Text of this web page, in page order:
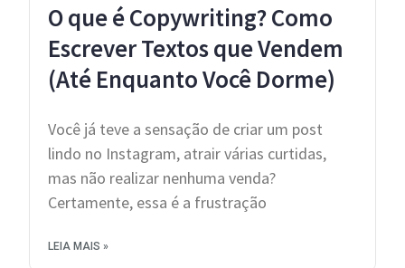
O que é Copywriting? Como
Escrever Textos que Vendem
(Até Enquanto Você Dorme)
Você já teve a sensação de criar um post
lindo no Instagram, atrair várias curtidas,
mas não realizar nenhuma venda?
Certamente, essa é a frustração
LEIA MAIS »